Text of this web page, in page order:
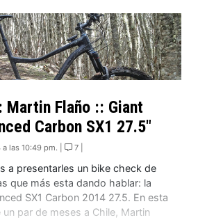
el primero fue el XX1, y […]
Martin Flaño :: Giant
Carbon SX1 27.5″
las 10:49 pm. | 7 |
a presentarles un bike check de
que más esta dando hablar: la
SX1 Carbon 2014 27.5. En esta
par de meses a Chile, Martin